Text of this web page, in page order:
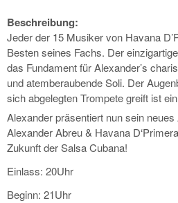
Beschreibung:
Jeder der 15 Musiker von Havana
Besten seines Fachs. Der
das Fundament für Alexander’s
und atemberaubende Soli. Der
sich abgelegten Trompete greift ist
Alexander präsentiert nun sein neues
Alexander Abreu & Havana
Zukunft der Salsa Cubana!
Einlass: 20Uhr
Beginn: 21Uhr